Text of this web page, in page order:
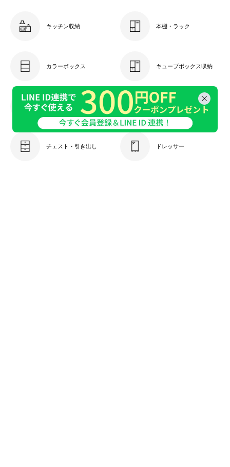
キッチン収納 本棚・ラック
カラーボックス キューブボックス収納
ケーブル収納 キャビネット
チェスト・引き出し ドレッサー